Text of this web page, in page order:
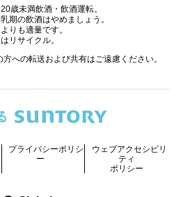
歳未満飲酒・飲酒運転。
期の飲酒はやめましょう。
りも適量です。
リサイクル。
への転送および共有はご遠慮ください。
プライバシーポリシ
ー
ウェブアクセシビリ
ティ
ポリシー